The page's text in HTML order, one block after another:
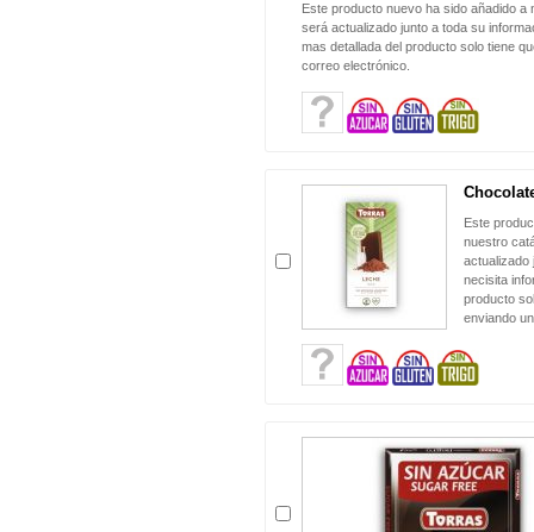
Este producto nuevo ha sido añadido a
será actualizado junto a toda su
mas detallada del producto solo tiene
correo electrónico.
Este
nuestro
actualizado
necisita
producto
enviando